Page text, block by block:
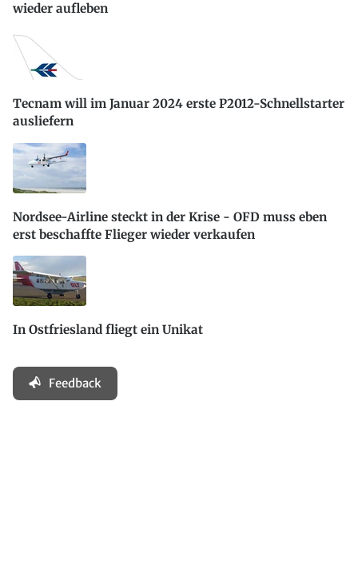
wieder aufleben
Tecnam will im Januar 2024 erste P2012-Schnellstarter
ausliefern
Nordsee-Airline steckt in der Krise - OFD muss eben
erst beschaffte Flieger wieder verkaufen
In Ostfriesland fliegt ein Unikat
Feedback